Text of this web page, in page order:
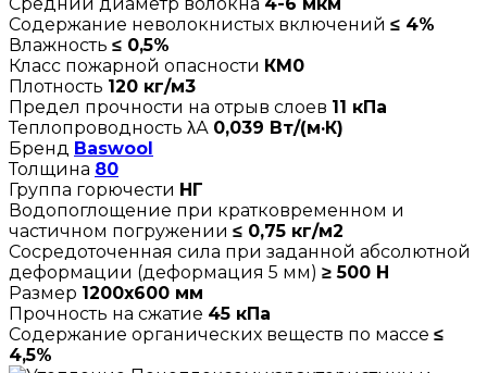
Средний диаметр волокна 4-6 мкм
Содержание неволокнистых включений ≤ 4%
Влажность ≤ 0,5%
Класс пожарной опасности КМ0
Плотность 120 кг/м3
Предел прочности на отрыв слоев 11 кПа
Теплопроводность λА 0,039 Вт/(м·К)
Бренд Baswool
Толщина 80
Группа горючести НГ
Водопоглощение при кратковременном и
частичном погружении ≤ 0,75 кг/м2
Сосредоточенная сила при заданной абсолютной
деформации (деформация 5 мм) ≥ 500 Н
Размер 1200х600 мм
Прочность на сжатие 45 кПа
Содержание органических веществ по массе ≤
4,5%